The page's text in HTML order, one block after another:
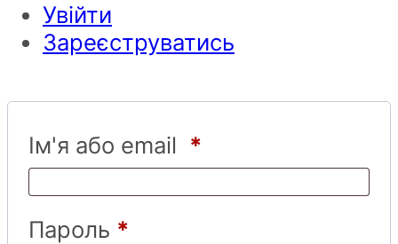
Увійти
Зареєструватись
Ім'я або email *
Пароль *